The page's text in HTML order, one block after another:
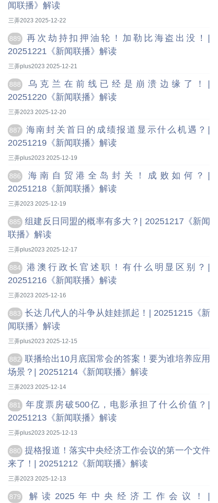
闻联播》解读
三弄2023 2025-12-22
889
再次劫持扣押油轮！加勒比海盗出没！|
20251221《新闻联播》解读
三弄plus2023 2025-12-21
888
乌克兰在前线已经是崩溃边缘了！|
20251220《新闻联播》解读
三弄2023 2025-12-20
887
海南封关首日的成绩报道显示什么机遇？|
20251219《新闻联播》解读
三弄plus2023 2025-12-19
886
海南自贸港全岛封关！成败如何？|
20251218《新闻联播》解读
三弄2023 2025-12-19
885 组建反日同盟的概率有多大？| 20251217《新闻
联播》解读
三弄plus2023 2025-12-17
884
港澳行政长官述职！有什么明显区别？|
20251216《新闻联播》解读
三弄2023 2025-12-16
883 长达几代人的斗争从娃娃抓起！| 20251215《新
闻联播》解读
三弄plus2023 2025-12-15
882 联播给出10月底国常会的答案！要为谁培养应用
场景？| 20251214《新闻联播》解读
三弄2023 2025-12-14
881
年度票房破500亿，电影承担了什么价值？|
20251213《新闻联播》解读
三弄plus2023 2025-12-13
880 提格报道！落实中央经济工作会议的第一个文件
来了！| 20251212《新闻联播》解读
三弄2023 2025-12-13
879
解读2025年中央经济工作会议！|